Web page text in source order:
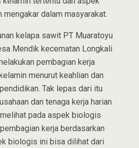
mengakar dalam masyarakat.
kelapa sawit PT Muaratoyu
Mendik kecematan Longkali
pembagian kerja
menurut keahlian dan
Tak lepas dari itu
dan tenaga kerja harian
pada aspek biologis
kerja berdasarkan
biologis ini bisa dilihat dari